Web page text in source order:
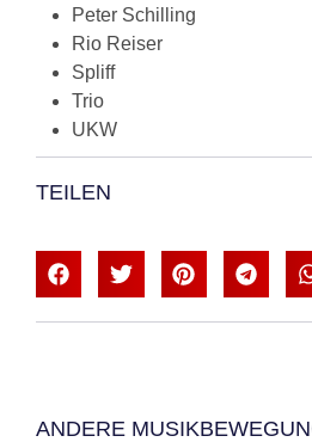
Peter Schilling
Rio Reiser
Spliff
Trio
UKW
TEILEN
ANDERE